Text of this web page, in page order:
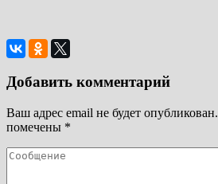
Добавить комментарий
Ваш адрес email не будет опубликован.
помечены *